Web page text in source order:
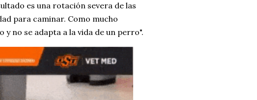
es una rotación severa de las
para caminar. Como mucho
no se adapta a la vida de un perro".